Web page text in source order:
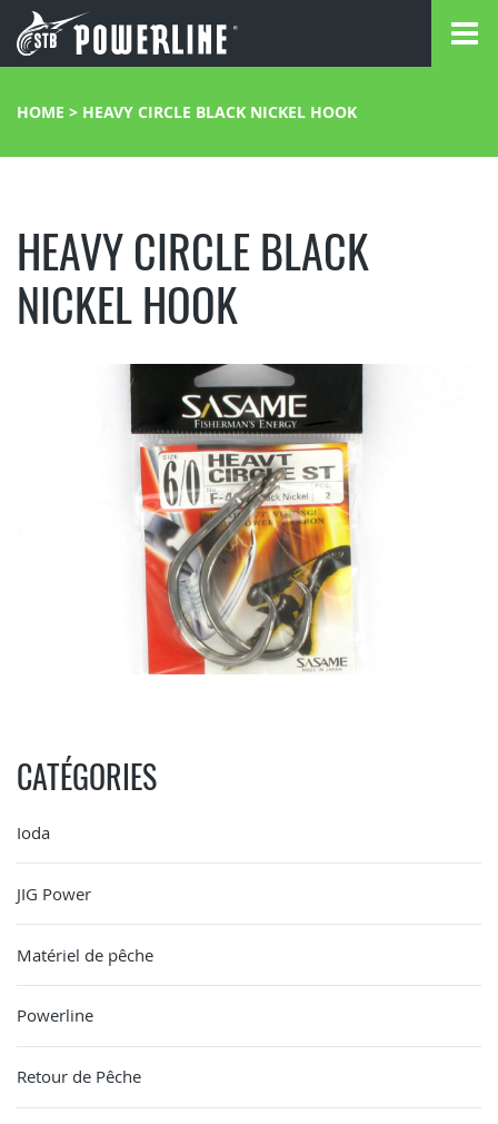
HOME > HEAVY CIRCLE BLACK NICKEL HOOK
HEAVY CIRCLE BLACK
NICKEL HOOK
CATÉGORIES
Ioda
JIG Power
Matériel de pêche
Powerline
Retour de Pêche